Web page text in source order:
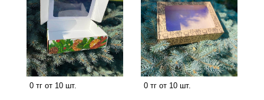
0 тг от 10 шт. 0 тг от 10 шт.